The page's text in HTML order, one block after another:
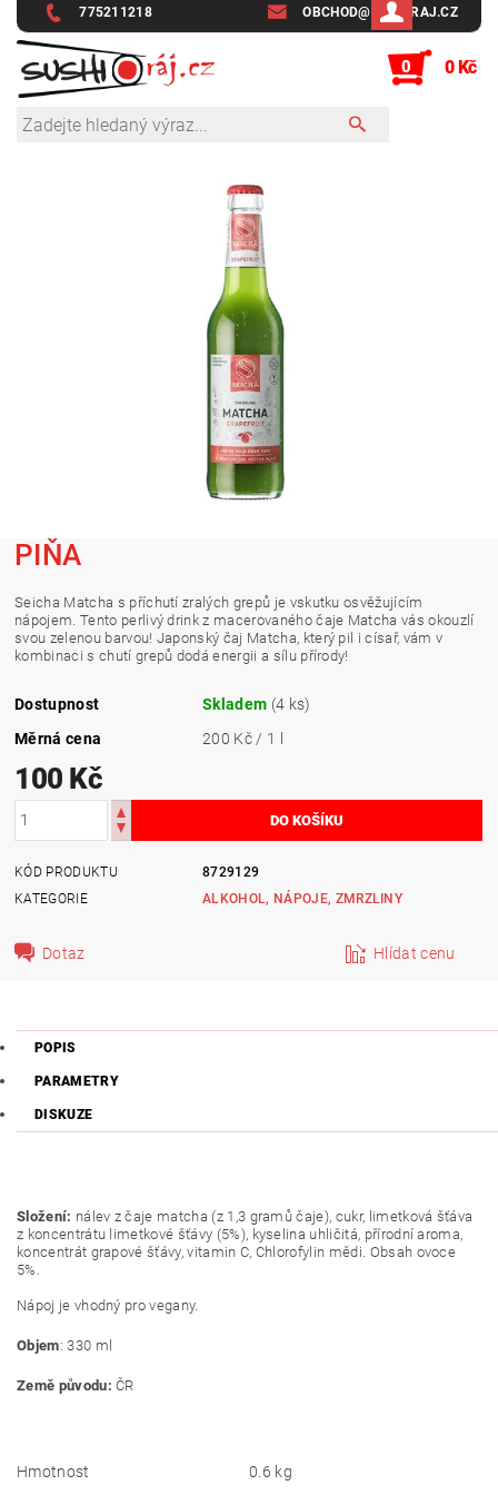
775211218 OBCHOD@SUSHIRAJ.CZ
0 0 Kč
PIŇA
Seicha Matcha s příchutí zralých grepů je vskutku osvěžujícím
nápojem. Tento perlivý drink z macerovaného čaje Matcha vás okouzlí
svou zelenou barvou! Japonský čaj Matcha, který pil i císař, vám v
kombinaci s chutí grepů dodá energii a sílu přírody!
Dostupnost Skladem (4 ks)
Měrná cena
200 Kč / 1 l
100 Kč
KÓD PRODUKTU
8729129
KATEGORIE
ALKOHOL, NÁPOJE, ZMRZLINY
Dotaz Hlídat cenu
POPIS
PARAMETRY
DISKUZE
Složení: nálev z čaje matcha (z 1,3 gramů čaje), cukr, limetková šťáva
z koncentrátu limetkové šťávy (5%), kyselina uhličitá, přírodní aroma,
koncentrát grapové šťávy, vitamin C, Chlorofylin mědi. Obsah ovoce
5%.
Nápoj je vhodný pro vegany.
Objem: 330 ml
Země původu: ČR
Hmotnost 0.6 kg